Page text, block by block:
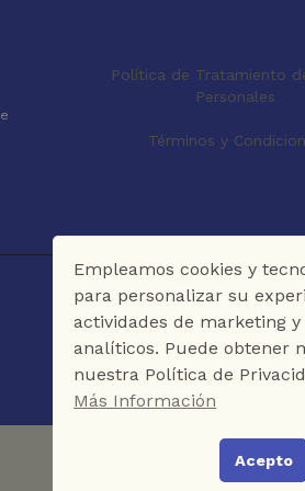
Política de Tratamiento
Personales
Términos y
Empleamos cookies y
para personalizar su
actividades de marketing
analíticos. Puede obtener
nuestra Política de
Más Información
Acepto